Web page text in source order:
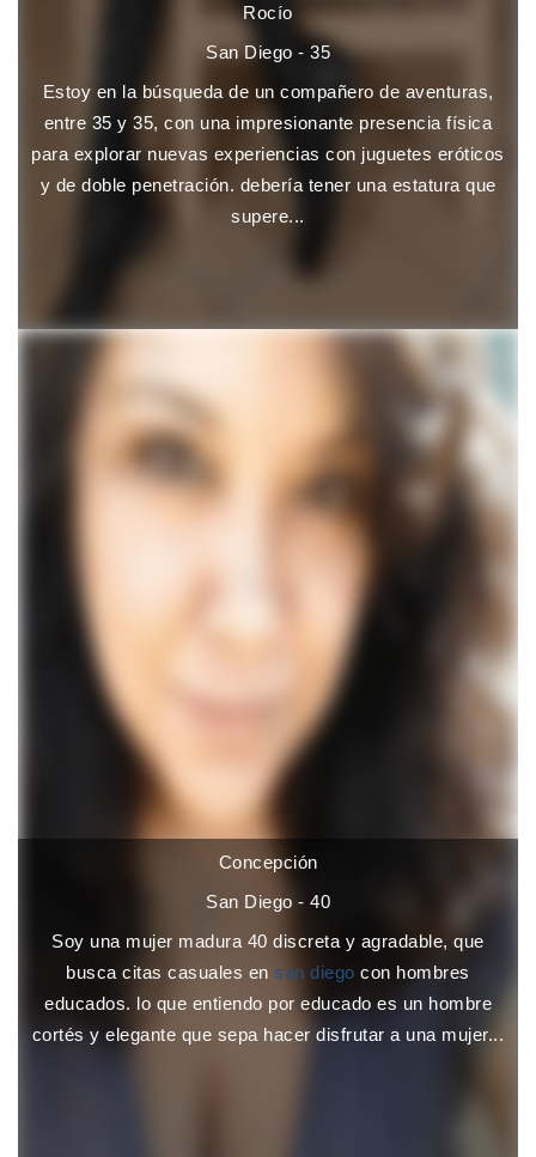
Rocío
San Diego - 35
Estoy en la búsqueda de un compañero de aventuras,
entre 35 y 35, con una impresionante presencia física
para explorar nuevas experiencias con juguetes eróticos
y de doble penetración. debería tener una estatura que
supere...
Concepción
San Diego - 40
Soy una mujer madura 40 discreta y agradable, que
busca citas casuales ensan diegocon hombres
educados. lo que entiendo por educado es un hombre
cortés y elegante que sepa hacer disfrutar a una mujer...